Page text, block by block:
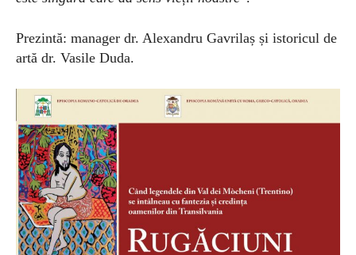
Prezintă: manager dr. Alexandru Gavrilaș și istoricul de
artă dr. Vasile Duda.